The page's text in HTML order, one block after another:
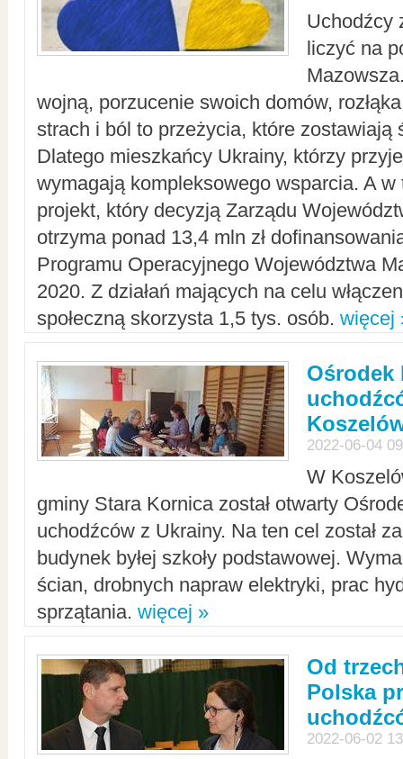
Uchodźcy
liczyć na
wojną, porzucenie swoich domów,
strach i ból to przeżycia, które zostawiają
Dlatego mieszkańcy Ukrainy, którzy
wymagają kompleksowego wsparcia. A w
projekt, który decyzją Zarządu
otrzyma ponad 13,4 mln zł
Programu Operacyjnego Województwa
2020. Z działań mających na celu
społeczną skorzysta 1,5 tys. osób. więcej
Ośrodek
2022-06-04
W
gminy Stara Kornica został otwarty
uchodźców z Ukrainy. Na ten cel został
budynek byłej szkoły podstawowej.
ścian, drobnych napraw elektryki, prac
sprzątania. więcej »
Od
Polska
2022-06-02